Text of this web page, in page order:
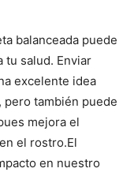
balanceada puede
tu salud. Enviar
excelente idea
pero también puede
mejora el
el rostro.El
en nuestro